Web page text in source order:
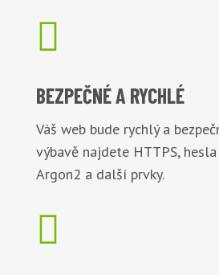

BEZPEČNÉA RYCHLÉ
Váš web bude rychlý a
výbavě najdete HTTPS,
Argon2 a další prvky.
